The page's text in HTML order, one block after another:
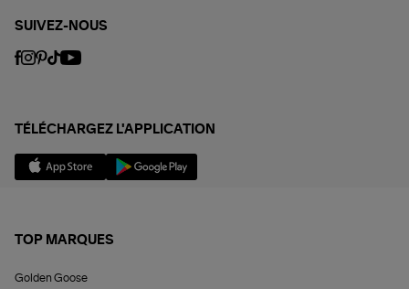
SUIVEZ-NOUS
TÉLÉCHARGEZ L'APPLICATION
TOP MARQUES
Golden Goose